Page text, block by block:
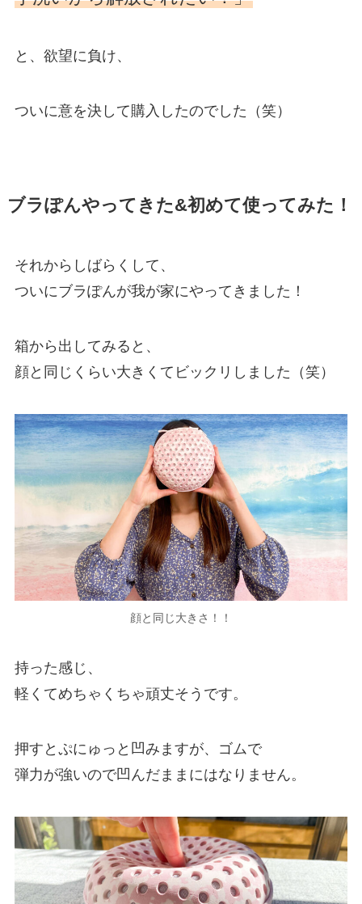
と、欲望に負け、
ついに意を決して購入したのでした（笑）
ブラぽんやってきた&初めて使ってみた！
それからしばらくして、
ついにブラぽんが我が家にやってきました！
箱から出してみると、
顔と同じくらい大きくてビックリしました（笑）
顔と同じ大きさ！！
持った感じ、
軽くてめちゃくちゃ頑丈そうです。
押すとぷにゅっと凹みますが、ゴムで
弾力が強いので凹んだままにはなりません。